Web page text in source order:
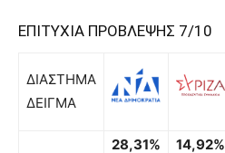
ΕΠΙΤΥΧΙΑ ΠΡΟΒΛΕΨΗΣ 7/10
ΔΙΑΣΤΗΜΑ
ΔΕΙΓΜΑ
28,31% 14,92%